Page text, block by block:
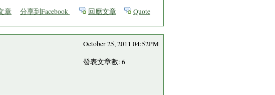
章 分享到Facebook 回應文章 Quote
October 25, 2011 04:52PM
發表文章數: 6